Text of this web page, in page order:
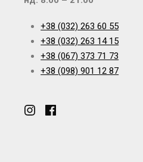
+38 (032) 263 60 55
+38 (032) 263 14 15
+38 (067) 373 71 73
+38 (098) 901 12 87